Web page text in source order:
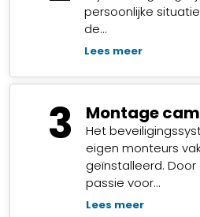
persoonlijke
de…
Lees meer
3 Montage
Het
eigen monteurs
geïnstalleerd. Door
passie voor…
Lees meer